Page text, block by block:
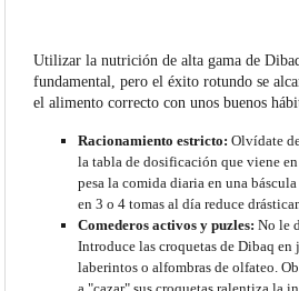
Utilizar la nutrición de alta gama de
fundamental, pero el éxito rotundo se
el alimento correcto con unos buenos
Racionamiento estricto: Olvídate
la tabla de dosificación que viene
pesa la comida diaria en una
en 3 o 4 tomas al día reduce
Comederos activos y puzles: No le
Introduce las croquetas de Dibaq
laberintos o alfombras de olfateo.